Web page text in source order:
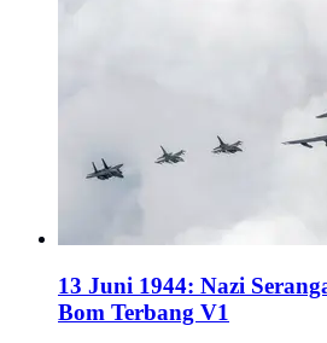
13 Juni 1944: Nazi
Bom Terbang V1